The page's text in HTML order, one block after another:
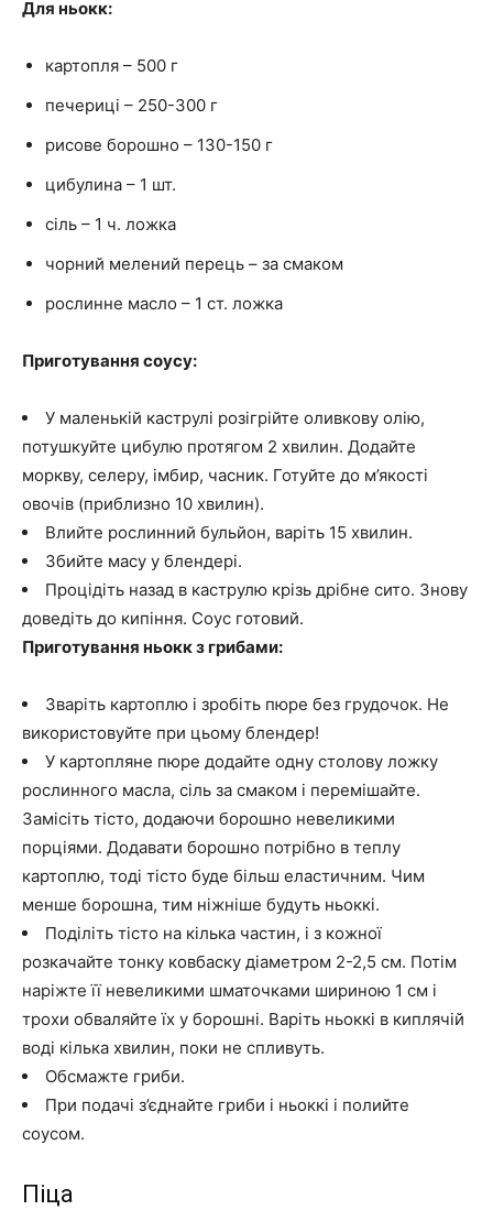
Для ньокк:
картопля – 500 г
печериці – 250-300 г
рисове борошно – 130-150 г
цибулина – 1 шт.
сіль – 1 ч. ложка
чорний мелений перець – за смаком
рослинне масло – 1 ст. ложка
Приготування соусу:
У маленькій каструлі розігрійте оливкову олію,
потушкуйте цибулю протягом 2 хвилин. Додайте
моркву, селеру, імбир, часник. Готуйте до м’якості
овочів (приблизно 10 хвилин).
Влийте рослинний бульйон, варіть 15 хвилин.
Збийте масу у блендері.
Процідіть назад в каструлю крізь дрібне сито. Знову
доведіть до кипіння. Соус готовий.
Приготування ньокк з грибами:
Зваріть картоплю і зробіть пюре без грудочок. Не
використовуйте при цьому блендер!
У картопляне пюре додайте одну столову ложку
рослинного масла, сіль за смаком і перемішайте.
Замісіть тісто, додаючи борошно невеликими
порціями. Додавати борошно потрібно в теплу
картоплю, тоді тісто буде більш еластичним. Чим
менше борошна, тим ніжніше будуть ньоккі.
Поділіть тісто на кілька частин, і з кожної
розкачайте тонку ковбаску діаметром 2-2,5 см. Потім
наріжте її невеликими шматочками шириною 1 см і
трохи обваляйте їх у борошні. Варіть ньоккі в киплячій
воді кілька хвилин, поки не спливуть.
Обсмажте гриби.
При подачі з’єднайте гриби і ньоккі і полийте
соусом.
Піца